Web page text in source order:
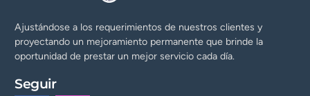
Ajustándose a los requerimientos de nuestros clientes y
proyectando un mejoramiento permanente que brinde la
oportunidad de prestar un mejor servicio cada día.
Seguir